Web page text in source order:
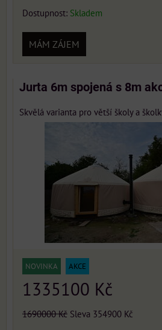
Dostupnost: Skladem
MÁM ZÁJEM
Jurta 6m spojená s 8m
Skvělá varianta pro větší školy a
NOVINKA AKCE
1335100 Kč
1690000 Kč Sleva 354900 Kč